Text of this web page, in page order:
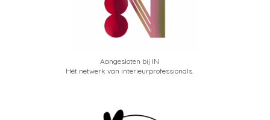
Aangesloten bij IN
Hét netwerk van interieurprofessionals.